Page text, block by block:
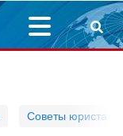
Советы юриста